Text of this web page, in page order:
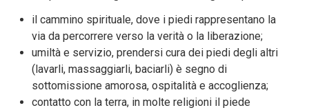
il cammino spirituale, dove i piedi rappresentano la
via da percorrere verso la verità o la liberazione;
umiltà e servizio, prendersi cura dei piedi degli altri
(lavarli, massaggiarli, baciarli) è segno di
sottomissione amorosa, ospitalità e accoglienza;
contatto con la terra, in molte religioni il piede